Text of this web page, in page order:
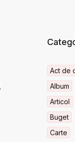
Act de
Album
Articol
Buget
Carte